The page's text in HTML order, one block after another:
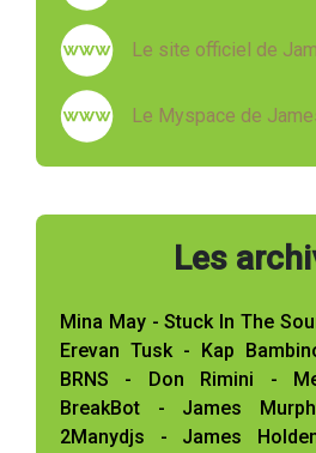
Le site officiel de
Le Myspace de
Les
Mina May - Stuck In The
Erevan Tusk - Kap
BRNS - Don Rimini -
BreakBot - James
2Manydjs - James